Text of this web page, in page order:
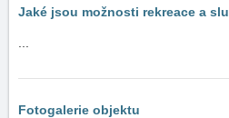
Jaké jsou možnosti rekreace a
Fotogalerie objektu